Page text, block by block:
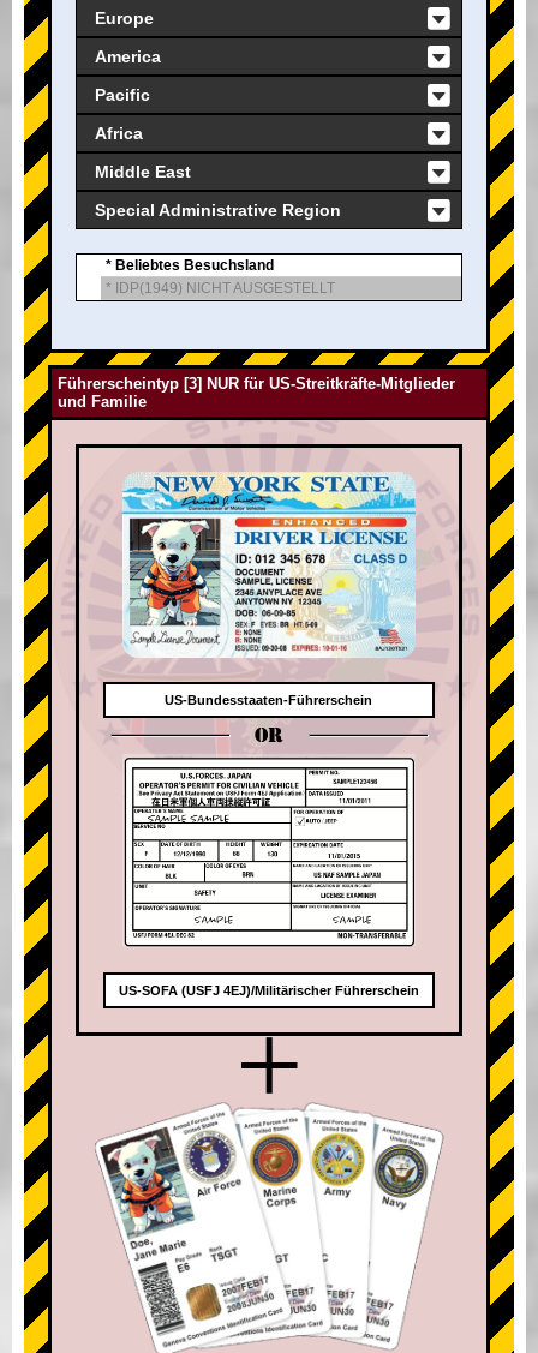
Europe
America
Pacific
Africa
Middle East
Special Administrative Region
* Beliebtes Besuchsland
* IDP(1949) NICHT AUSGESTELLT
Führerscheintyp [3] NUR für US-Streitkräfte-Mitglieder
und Familie
US-Bundesstaaten-Führerschein
OR
US-SOFA (USFJ 4EJ)/Militärischer Führerschein
+